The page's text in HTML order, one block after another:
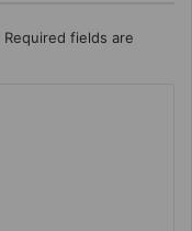
Required fields are